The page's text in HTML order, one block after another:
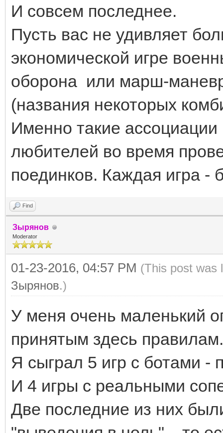
И совсем последнее.
Пусть вас не удивляет
экономической игре
оборона или марш-
(названия некоторых
Именно такие
любителей во время
поединков. Каждая игра -
Find
Зырянов
Moderator
01-23-2016, 04:57 PM (This post was
Зырянов.)
У меня очень маленький
принятым здесь правилам.
Я сыграл 5 игр с ботами -
И 4 игры с реальными
Две последние из них